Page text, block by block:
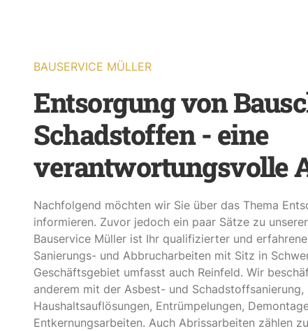
BAUSERVICE MÜLLER
Entsorgung von
Schadstoffen - eine
verantwortungsvolle
Nachfolgend möchten wir Sie über das Thema
informieren. Zuvor jedoch ein paar Sätze zu
Bauservice Müller ist Ihr qualifizierter und
Sanierungs- und Abbrucharbeiten mit Sitz in
Geschäftsgebiet umfasst auch Reinfeld. Wir
anderem mit der Asbest- und Schadstoffsanierung,
Haushaltsauflösungen, Entrümpelungen,
Entkernungsarbeiten. Auch Abrissarbeiten zählen